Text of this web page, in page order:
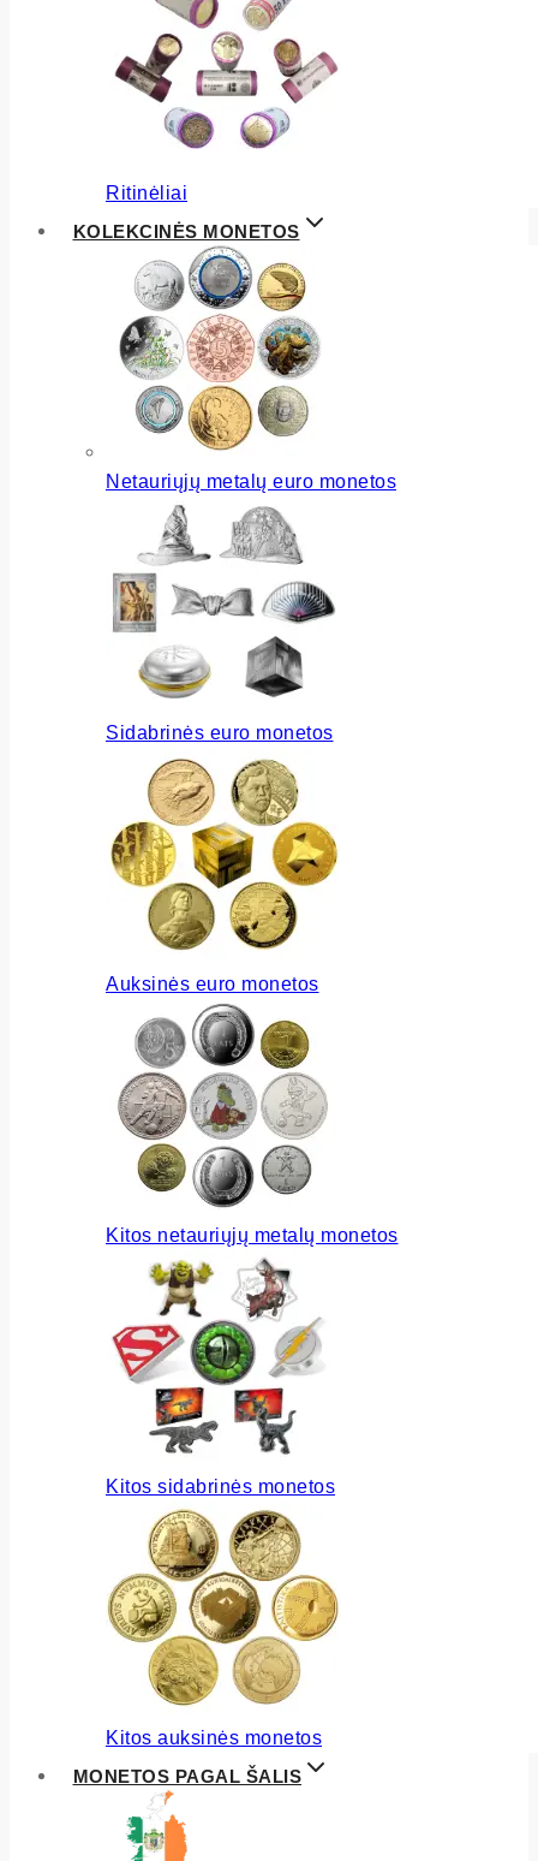
Ritinėliai
KOLEKCINĖS MONETOS
Netauriųjų metalų euro monetos
Sidabrinės euro monetos
Auksinės euro monetos
Kitos netauriųjų metalų monetos
Kitos sidabrinės monetos
Kitos auksinės monetos
MONETOS PAGAL ŠALIS